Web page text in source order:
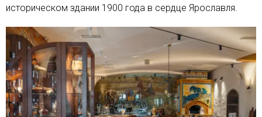
историческом здании 1900 года в сердце Ярославля.